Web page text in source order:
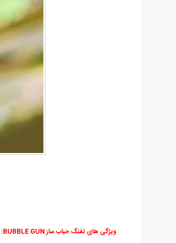
ویژگی های تفنگ حباب ساز BUBBLE GUN: